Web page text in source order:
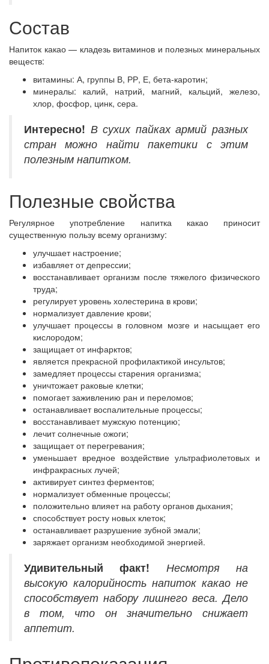
Состав
Напиток какао — кладезь витаминов и полезных минеральных
веществ:
витамины: А, группы В, РР, Е, бета-каротин;
минералы: калий, натрий, магний, кальций, железо,
хлор, фосфор, цинк, сера.
Интересно! В сухих пайках армий разных
стран можно найти пакетики с этим
полезным напитком.
Полезные свойства
Регулярное употребление напитка какао приносит
существенную пользу всему организму:
улучшает настроение;
избавляет от депрессии;
восстанавливает организм после тяжелого физического
труда;
регулирует уровень холестерина в крови;
нормализует давление крови;
улучшает процессы в головном мозге и насыщает его
кислородом;
защищает от инфарктов;
является прекрасной профилактикой инсультов;
замедляет процессы старения организма;
уничтожает раковые клетки;
помогает заживлению ран и переломов;
останавливает воспалительные процессы;
восстанавливает мужскую потенцию;
лечит солнечные ожоги;
защищает от перегревания;
уменьшает вредное воздействие ультрафиолетовых и
инфракрасных лучей;
активирует синтез ферментов;
нормализует обменные процессы;
положительно влияет на работу органов дыхания;
способствует росту новых клеток;
останавливает разрушение зубной эмали;
заряжает организм необходимой энергией.
Удивительныйфакт!
Несмотря на
высокую калорийность напиток какао не
способствует набору лишнего веса. Дело
в том, что он значительно снижает
аппетит.